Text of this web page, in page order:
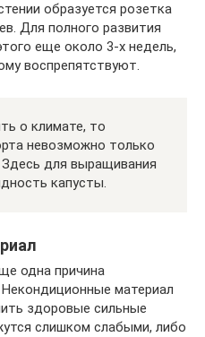
образуется розетка
Для полного развития
еще около 3-х недель,
воспрепятствуют.
о климате, то
невозможно только
для выращивания
капусты.
одна причина
материал
здоровые сильные
слишком слабыми, либо